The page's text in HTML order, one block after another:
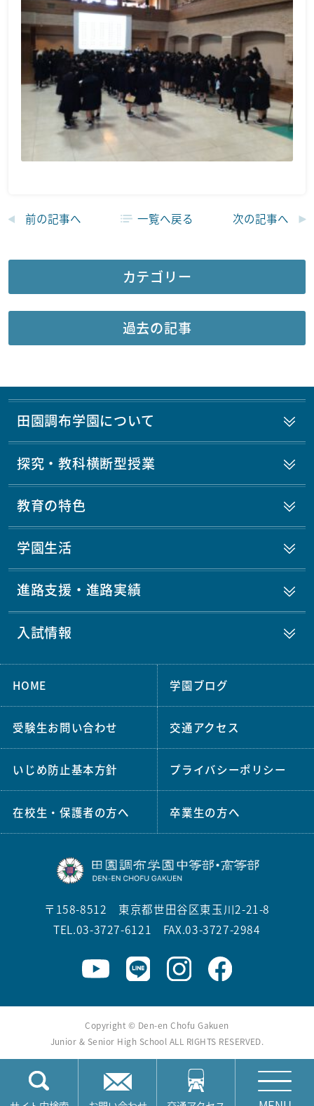
カテゴリー
過去の記事
前の記事へ 一覧へ戻る 次の記事へ
田園調布学園について
探究・教科横断型授業
教育の特色
学園生活
進路支援・進路実績
入試情報
HOME 学園ブログ
受験生お問い合わせ 交通アクセス
いじめ防止基本方針 プライバシーポリシー
在校生・保護者の方へ 卒業生の方へ
〒158-8512 東京都世田谷区東玉川2-21-8
TEL.03-3727-6121 FAX.03-3727-2984
Copyright © Den-en Chofu Gakuen
Junior & Senior High School ALL RIGHTS RESERVED.